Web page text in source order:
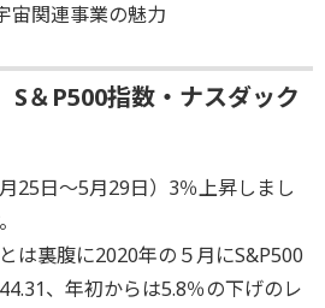
宙関連事業の魅力
S＆P500指数・ナスダック
25日～5月29日）3％上昇しまし
は裏腹に2020年の５月にS&P500
、年初からは5.8％の下げのレ